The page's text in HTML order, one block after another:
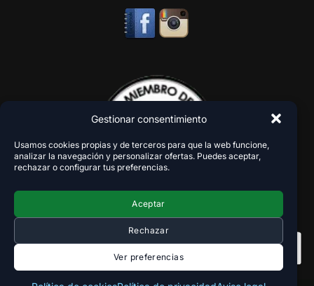
Gestionar consentimiento
Usamos cookies propias y de terceros para que la web funcione,
analizar la navegación y personalizar ofertas. Puedes aceptar,
rechazar o configurar tus preferencias.
Aceptar
Rechazar
Ver preferencias